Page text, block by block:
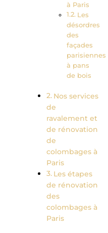
à Paris
Les
désordres
des
façades
parisiennes
à pans
de bois
Nos services
de
ravalement et
de rénovation
de
colombages à
Paris
Les étapes
de rénovation
des
colombages à
Paris